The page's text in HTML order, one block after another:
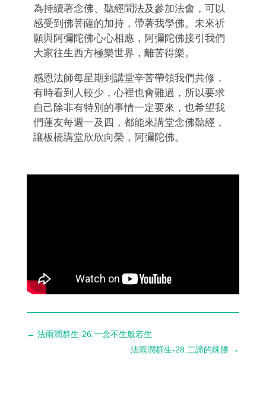
為持續著念佛、聽經聞法及參加法會，可以
感受到佛菩薩的加持，帶著我學佛。未來祈
願與阿彌陀佛心心相應，阿彌陀佛接引我們
大家往生西方極樂世界，離苦得樂。
感恩法師每星期到講堂辛苦帶領我們共修，
有時看到人較少，心裡也會難過，所以要求
自己除非有特別的事情一定要來，也希望我
們蓮友每週一及四，都能來講堂念佛聽經，
讓板橋講堂欣欣向榮，阿彌陀佛。
← 法雨潤群生-26.一念不生般若生
法雨潤群生-28.二諦的殊勝 →